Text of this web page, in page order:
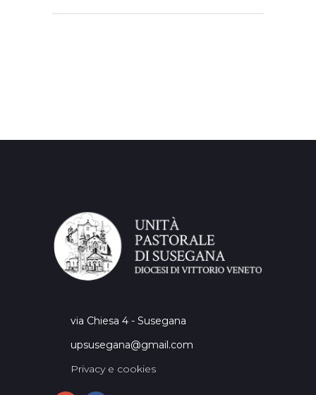
via Chiesa 4 - Susegana
upsusegana@gmail.com
Privacy e cookies